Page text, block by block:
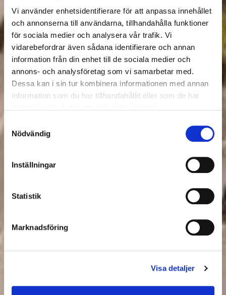
Vi använder enhetsidentifierare för att anpassa innehållet
och annonserna till användarna, tillhandahålla funktioner
för sociala medier och analysera vår trafik. Vi
vidarebefordrar även sådana identifierare och annan
information från din enhet till de sociala medier och
annons- och analysföretag som vi samarbetar med.
Dessa kan i sin tur kombinera informationen med annan
information som du har tillhandahållit eller som de har
Nödvändig
Inställningar
Statistik
Marknadsföring
Visa detaljer
spårväg, inte en
Lyft blicken och var medveten om din
omgivning när du rör dig i eller nära
brådska kan rädda ditt liv.